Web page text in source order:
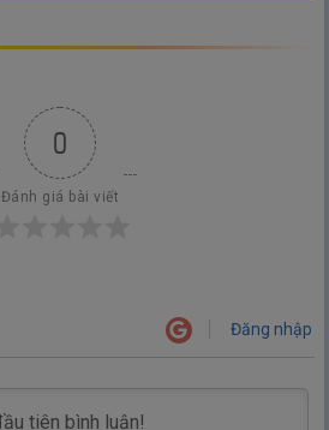
0
Đánh giá bài viết
Đăng nhập